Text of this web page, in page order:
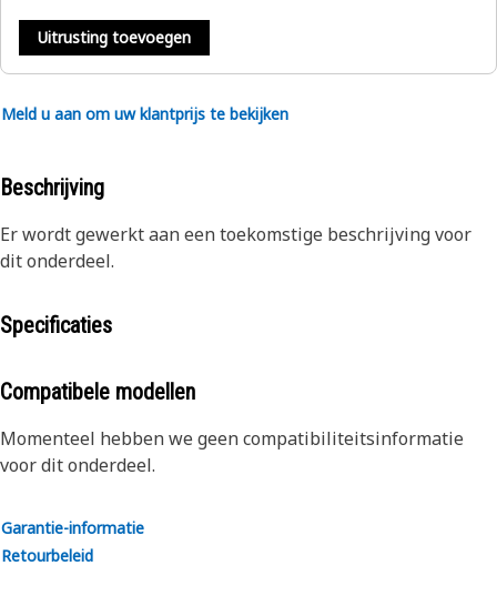
Uitrusting toevoegen
Meld u aan om uw klantprijs te bekijken
Beschrijving
Er wordt gewerkt aan een toekomstige beschrijving voor
dit onderdeel.
Specificaties
Compatibele modellen
Momenteel hebben we geen compatibiliteitsinformatie
voor dit onderdeel.
Garantie-informatie
Retourbeleid